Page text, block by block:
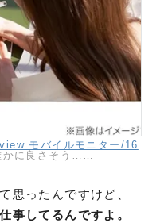
モバイルモニター/16
かに良さそう……
思ったんですけど、
事してるんですよ。